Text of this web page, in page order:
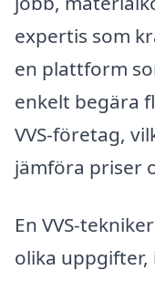
expertis som
en plattform
enkelt begära
VVS-företag,
jämföra priser
En VVS-
olika uppgifter,